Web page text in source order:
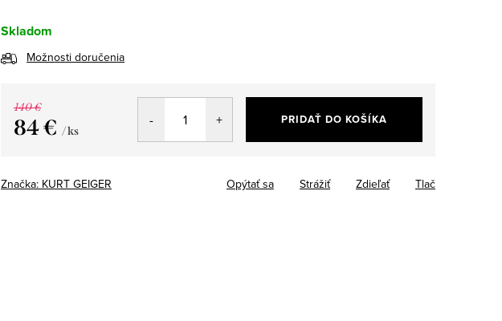
Skladom
Možnosti doručenia
140 €
84 € / ks
PRIDAŤ DO KOŠÍKA
Značka: KURT GEIGER Tlač
Opýtať sa Strážiť Zdieľať